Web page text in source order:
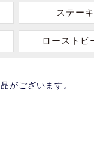
ステーキ
ローストビ
がございます。